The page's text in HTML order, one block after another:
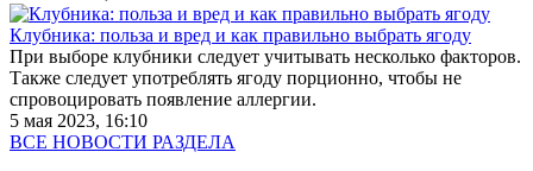
Клубника: польза и вред и как правильно выбрать ягоду
При выборе клубники следует учитывать несколько факторов.
Также следует употреблять ягоду порционно, чтобы не
спровоцировать появление аллергии.
5 мая 2023, 16:10
ВСЕ НОВОСТИ РАЗДЕЛА